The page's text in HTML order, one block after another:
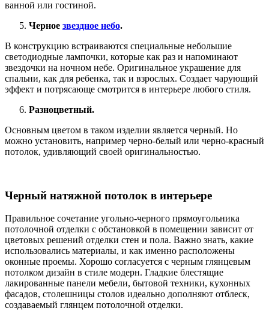
ванной или гостиной.
Черное звездное небо.
В конструкцию встраиваются специальные небольшие
светодиодные лампочки, которые как раз и напоминают
звездочки на ночном небе. Оригинальное украшение для
спальни, как для ребенка, так и взрослых. Создает чарующий
эффект и потрясающе смотрится в интерьере любого стиля.
Разноцветный.
Основным цветом в таком изделии является черный. Но
можно установить, например черно-белый или черно-красный
потолок, удивляющий своей оригинальностью.
Черный натяжной потолок в интерьере
Правильное сочетание угольно-черного прямоугольника
потолочной отделки с обстановкой в помещении зависит от
цветовых решений отделки стен и пола. Важно знать, какие
использовались материалы, и как именно расположены
оконные проемы. Хорошо согласуется с черным глянцевым
потолком дизайн в стиле модерн. Гладкие блестящие
лакированные панели мебели, бытовой техники, кухонных
фасадов, столешницы столов идеально дополняют отблеск,
создаваемый глянцем потолочной отделки.